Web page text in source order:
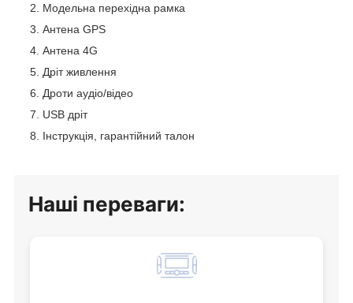
Модельна перехідна рамка
Антена GPS
Антена 4G
Дріт живлення
Дроти аудіо/відео
USB дріт
Інструкція, гарантійний талон
Наші переваги: